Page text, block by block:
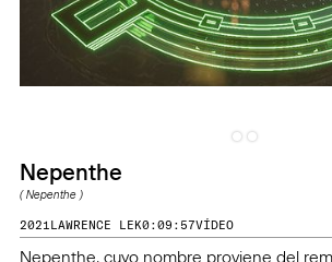
Nepenthe
(Nepenthe)
2021 LAWRENCE LEK0:09:57VÍDEO